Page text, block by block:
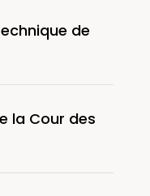
de
la Cour des